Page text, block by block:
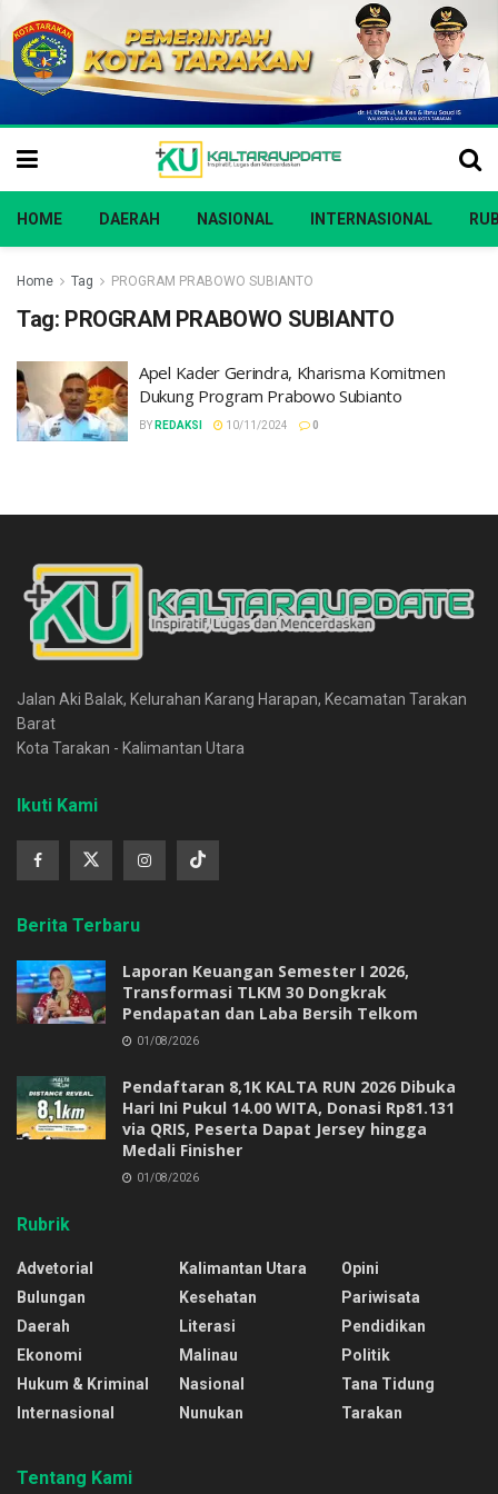
HOME DAERAH NASIONAL INTERNASIONAL
Home Tag PROGRAM PRABOWO SUBIANTO
Tag: PROGRAM PRABOWO SUBIANTO
Apel Kader Gerindra, Kharisma Komitmen
Dukung Program Prabowo Subianto
BY REDAKSI 10/11/2024 0
Jalan Aki Balak, Kelurahan Karang Harapan, Kecamatan Tarakan
Barat
Kota Tarakan - Kalimantan Utara
Ikuti Kami
Berita Terbaru
Laporan Keuangan Semester I 2026,
Transformasi TLKM 30 Dongkrak
Pendapatan dan Laba Bersih Telkom
01/08/2026
Pendaftaran 8,1K KALTA RUN 2026 Dibuka
Hari Ini Pukul 14.00 WITA, Donasi Rp81.131
via QRIS, Peserta Dapat Jersey hingga
Medali Finisher
01/08/2026
Rubrik
Advetorial
Bulungan
Daerah
Ekonomi
Hukum & Kriminal
Internasional
Kalimantan Utara
Kesehatan
Literasi
Malinau
Nasional
Nunukan
Opini
Pariwisata
Pendidikan
Politik
Tana Tidung
Tarakan
Tentang Kami